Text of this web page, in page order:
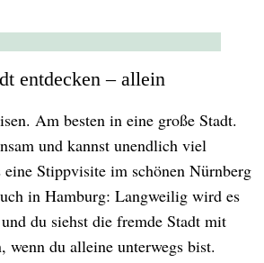
entdecken – allein
Am besten in eine große Stadt.
und kannst unendlich viel
eine Stippvisite im schönen Nürnberg
in Hamburg: Langweilig wird es
du siehst die fremde Stadt mit
wenn du alleine unterwegs bist.